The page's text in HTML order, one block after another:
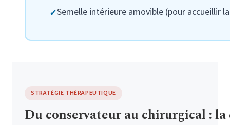
Semelle intérieure amovible (pour accueillir
STRATÉGIE THÉRAPEUTIQUE
Du conservateur au chirurgical : la